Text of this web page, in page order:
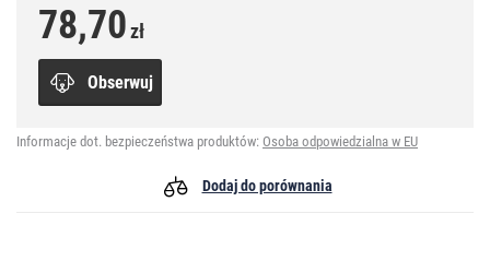
78,70zł
Obserwuj
Informacje dot. bezpieczeństwa produktów: Osoba odpowiedzialna w EU
Dodaj do porównania